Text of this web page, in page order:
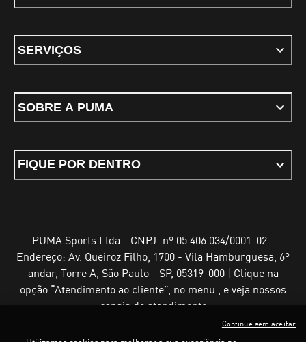
SERVIÇOS
SOBRE A PUMA
FIQUE POR DENTRO
PUMA Sports Ltda - CNPJ: nº 05.406.034/0001-02 -
Endereço: Av. Queiroz Filho, 1700 - Vila Hamburguesa, 6º
andar, Torre A, São Paulo - SP, 05319-000 | Clique na
opção “Atendimento ao cliente”, no menu , e veja nossos
canais de atendimento
Continue sem aceitar